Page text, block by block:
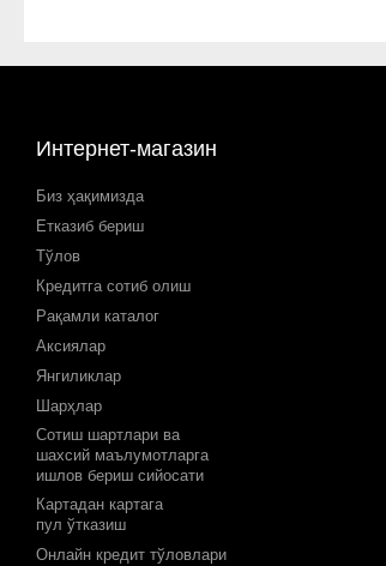
Интернет-магазин
Биз ҳақимизда
Етказиб бериш
Тўлов
Кредитга сотиб олиш
Рақамли каталог
Аксиялар
Янгиликлар
Шарҳлар
Сотиш шартлари ва
шахсий маълумотларга
ишлов бериш сийосати
Картадан картага
пул ўтказиш
Онлайн кредит тўловлари